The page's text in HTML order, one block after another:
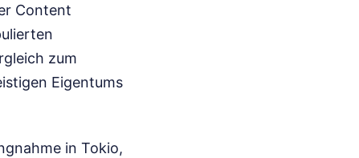
Content
zum
Eigentums
in Tokio,